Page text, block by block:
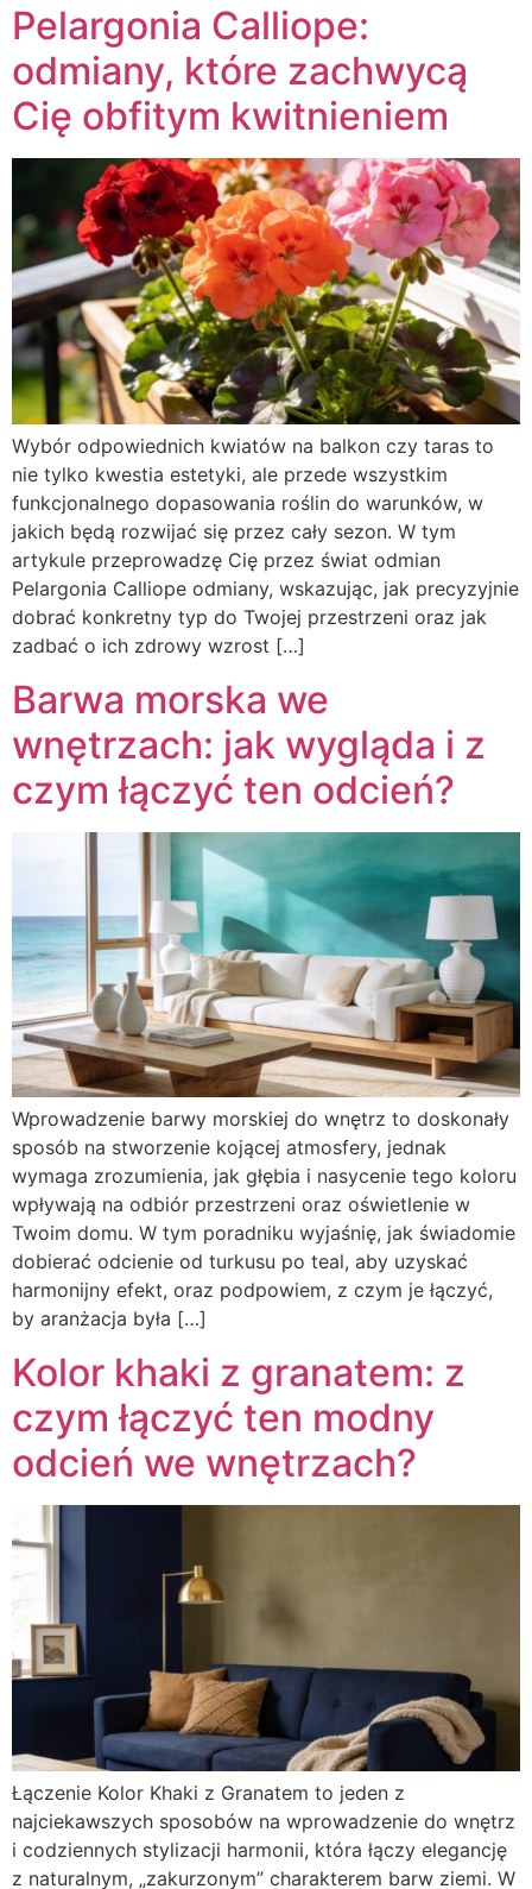
Pelargonia Calliope:
odmiany, które zachwycą
Cię obfitym kwitnieniem
Wybór odpowiednich kwiatów na balkon czy taras to
nie tylko kwestia estetyki, ale przede wszystkim
funkcjonalnego dopasowania roślin do warunków, w
jakich będą rozwijać się przez cały sezon. W tym
artykule przeprowadzę Cię przez świat odmian
Pelargonia Calliope odmiany, wskazując, jak precyzyjnie
dobrać konkretny typ do Twojej przestrzeni oraz jak
zadbać o ich zdrowy wzrost […]
Barwa morska we
wnętrzach: jak wygląda i z
czym łączyć ten odcień?
Wprowadzenie barwy morskiej do wnętrz to doskonały
sposób na stworzenie kojącej atmosfery, jednak
wymaga zrozumienia, jak głębia i nasycenie tego koloru
wpływają na odbiór przestrzeni oraz oświetlenie w
Twoim domu. W tym poradniku wyjaśnię, jak świadomie
dobierać odcienie od turkusu po teal, aby uzyskać
harmonijny efekt, oraz podpowiem, z czym je łączyć,
by aranżacja była […]
Kolor khaki z granatem: z
czym łączyć ten modny
odcień we wnętrzach?
Łączenie Kolor Khaki z Granatem to jeden z
najciekawszych sposobów na wprowadzenie do wnętrz
i codziennych stylizacji harmonii, która łączy elegancję
z naturalnym, „zakurzonym” charakterem barw ziemi. W